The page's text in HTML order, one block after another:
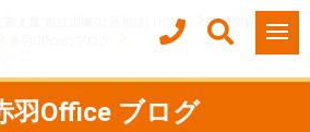
着支援/自立訓練/計画相談) HOME
事業所紹介
！~
羽Office ブログ